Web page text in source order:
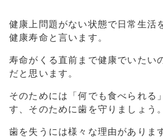
健康上問題がない状態で日常生活
健康寿命と言います。
寿命がくる直前まで健康でいたい
だと思います。
そのためには「何でも食べられる
す、そのために歯を守りましょう。
歯を失うには様々な理由がありま